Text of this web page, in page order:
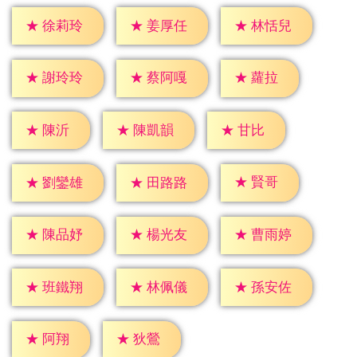
★ 徐莉玲 ★ 姜厚任 ★ 林恬兒
★ 謝玲玲 ★ 蔡阿嘎 ★ 蘿拉
★ 陳沂 ★ 陳凱韻 ★ 甘比
★ 劉鑾雄 ★ 田路路 ★ 賢哥
★ 陳品妤 ★ 楊光友 ★ 曹雨婷
★ 班鐵翔 ★ 林佩儀 ★ 孫安佐
★ 阿翔 ★ 狄鶯